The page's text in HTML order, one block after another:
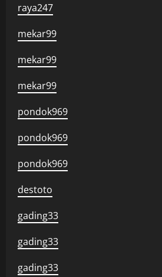
raya247
mekar99
mekar99
mekar99
pondok969
pondok969
pondok969
destoto
gading33
gading33
gading33